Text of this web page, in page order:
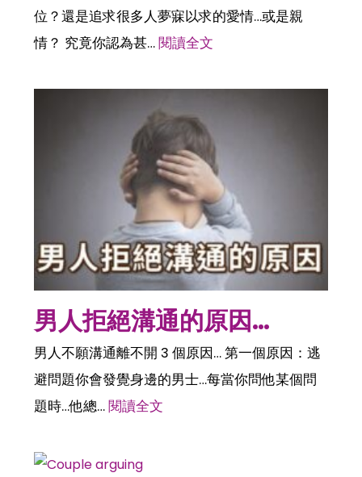
位？還是追求很多人夢寐以求的愛情…或是親
情？ 究竟你認為甚…閱讀全文
男人拒絕溝通的原因…
男人不願溝通離不開 3 個原因… 第一個原因：逃
避問題你會發覺身邊的男士…每當你問他某個問
題時…他總…閱讀全文